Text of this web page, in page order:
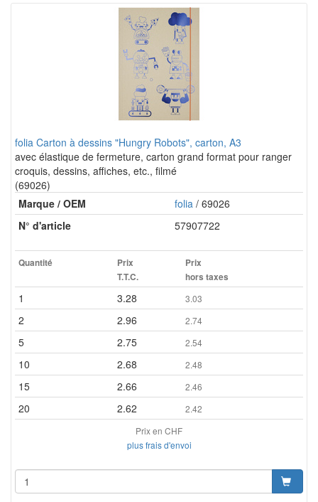
folia Carton à dessins "Hungry Robots", carton, A3
avec élastique de fermeture, carton grand format pour ranger
croquis, dessins, affiches, etc., filmé
(69026)
Marque / OEM
folia / 69026
N° d'article
57907722
Quantité
Prix
T.T.C.
Prix
hors taxes
1 3.28 3.03
2 2.96 2.74
5 2.75 2.54
10 2.68 2.48
15 2.66 2.46
20 2.62
2.42
Prix en CHF
plus frais d'envoi